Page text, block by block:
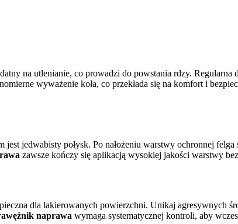
na utlenianie, co prowadzi do powstania rdzy. Regularna
wyważenie koła, co przekłada się na komfort i
jedwabisty połysk. Po nałożeniu warstwy ochronnej felga
zawsze kończy się aplikacją wysokiej jakości warstwy
dla lakierowanych powierzchni. Unikaj agresywnych
naprawa wymaga systematycznej kontroli, aby